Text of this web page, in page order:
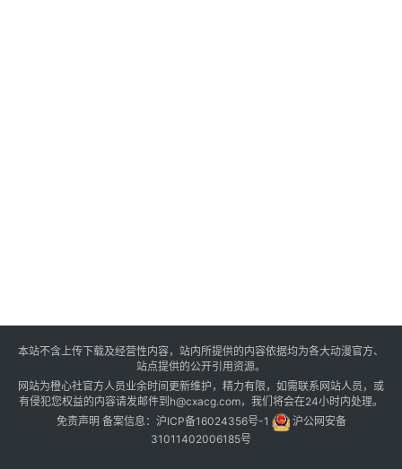
本站不含上传下载及经营性内容，站内所提供的内容依据均为各大动漫官方、
站点提供的公开引用资源。
网站为橙心社官方人员业余时间更新维护，精力有限，如需联系网站人员，或
有侵犯您权益的内容请发邮件到h@cxacg.com，我们将会在24小时内处理。
免责声明 备案信息： 沪ICP备16024356号-1
沪公网安备
31011402006185号